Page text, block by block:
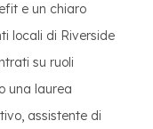
e un chiaro
locali di Riverside
su ruoli
una laurea
assistente di